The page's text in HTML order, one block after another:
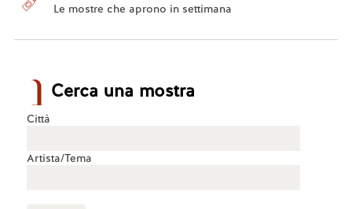
Le mostre che aprono in settimana
Cerca una mostra
Città
Artista/Tema